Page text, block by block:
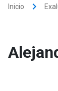
Inicio keyboard_arrow_right